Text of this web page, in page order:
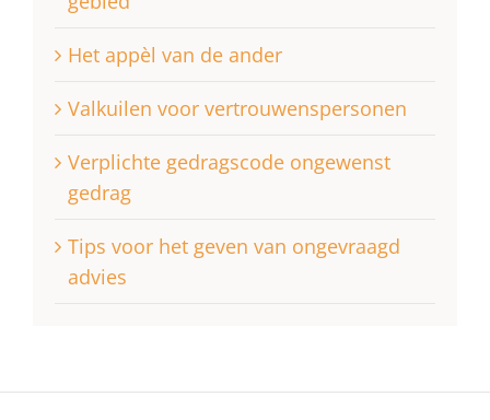
Het appèl van de ander
Valkuilen voor vertrouwenspersonen
Verplichte gedragscode ongewenst
gedrag
Tips voor het geven van ongevraagd
advies